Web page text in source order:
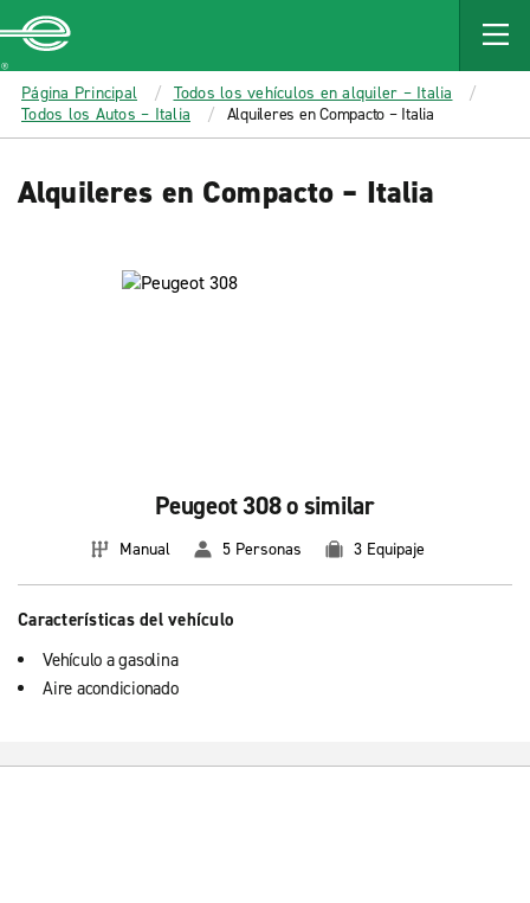
MAIN
CONTENT
Enterprise
Página Principal
Todos los vehículos en alquiler – Italia
Todos los Autos – Italia
Alquileres en Compacto – Italia
Alquileres en Compacto – Italia
Peugeot 308 o similar
Manual 5 Personas 3 Equipaje
Características del vehículo
Vehículo a gasolina
Aire acondicionado